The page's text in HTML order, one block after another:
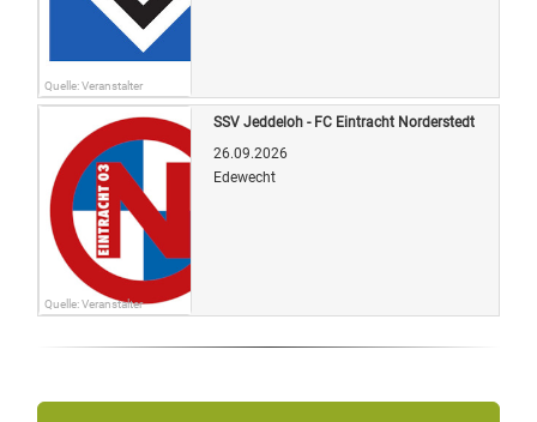
Quelle: Veranstalter
Quelle: Veranstalter
SSV Jeddeloh - FC Eintracht Norderstedt
26.09.2026
Edewecht